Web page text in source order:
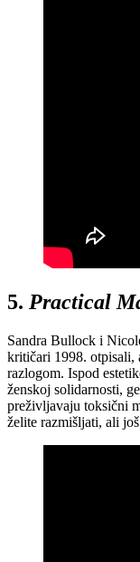
5. Practical
Sandra Bullock i
kritičari 1998. otpisali,
razlogom. Ispod
ženskoj solidarnosti,
preživljavaju toksični
želite razmišljati, ali